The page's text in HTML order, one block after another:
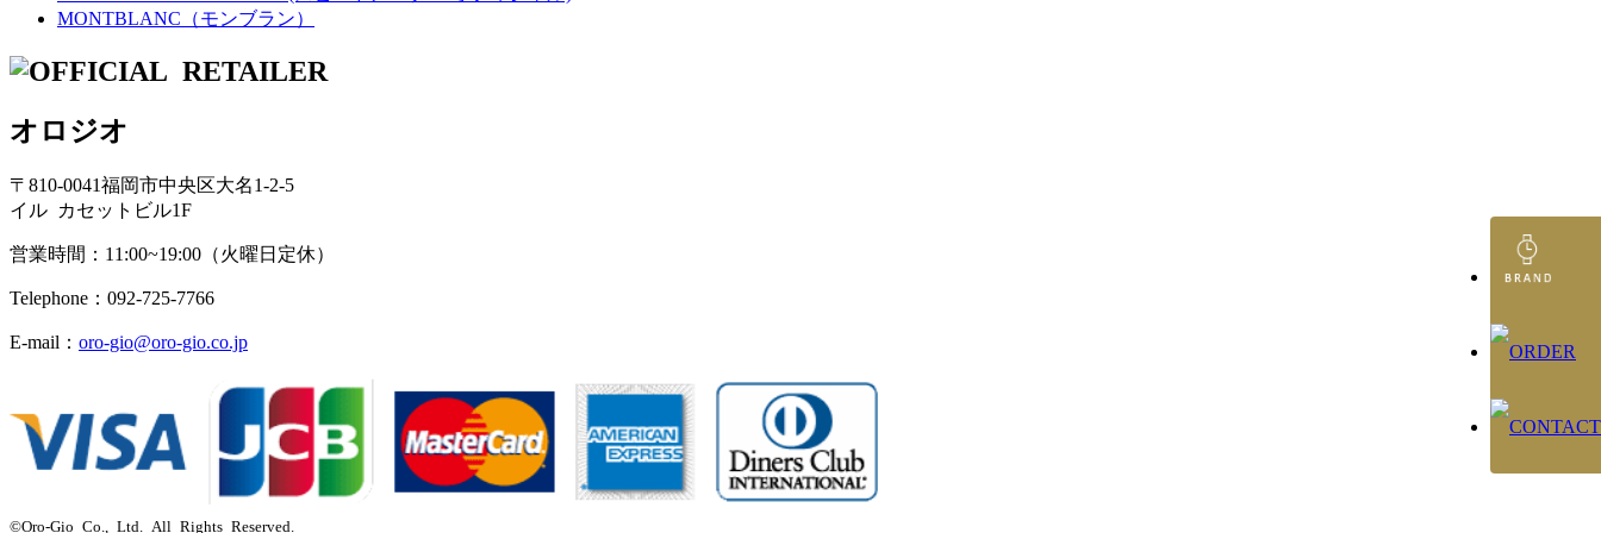
MONTBLANC（モンブラン）
オロジオ
〒810-0041福岡市中央区大名1-2-5
イル カセットビル1F
営業時間：11:00~19:00（火曜日定休）
Telephone：092-725-7766
E-mail： oro-gio@oro-gio.co.jp
©Oro-Gio Co., Ltd. All Rights Reserved.